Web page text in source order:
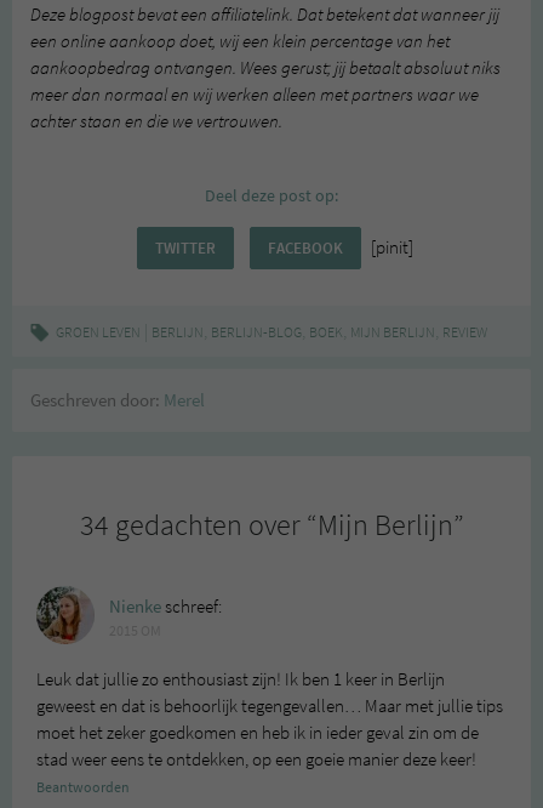
Deze blogpost bevat een affiliatelink. Dat betekent dat wanneer jij
een online aankoop doet, wij een klein percentage van het
aankoopbedrag ontvangen. Wees gerust; jij betaalt absoluut niks
meer dan normaal en wij werken alleen met partners waar we
achter staan en die we vertrouwen.
Deel deze post op:
TWITTER FACEBOOK [pinit]
GROEN LEVEN BERLIJN, BERLIJN-BLOG, BOEK, MIJN BERLIJN, REVIEW
Geschreven door: Merel
34 gedachten over “Mijn Berlijn”
Nienkeschreef:
Leuk dat jullie zo enthousiast zijn! Ik ben 1 keer in Berlijn
geweest en dat is behoorlijk tegengevallen… Maar met jullie tips
moet het zeker goedkomen en heb ik in ieder geval zin om de
stad weer eens te ontdekken, op een goeie manier deze keer!
Beantwoorden